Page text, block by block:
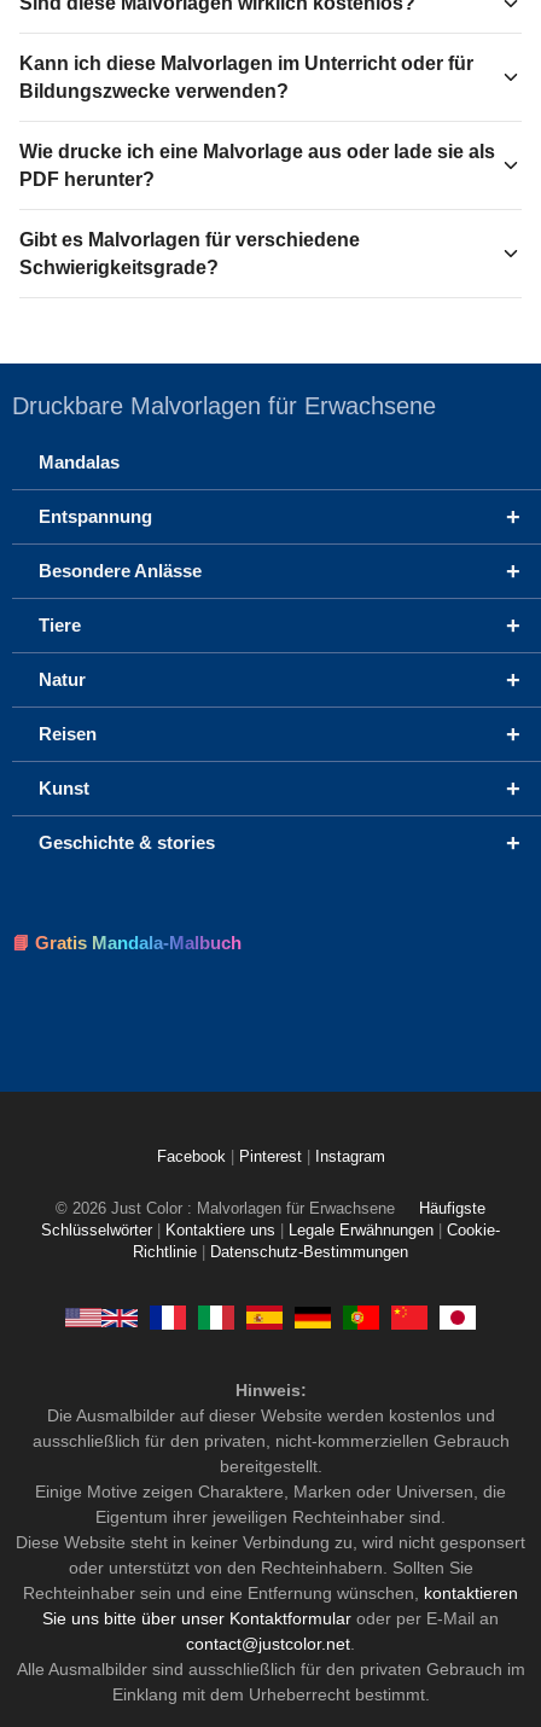
Kann ich diese Malvorlagen im Unterricht oder für
Bildungszwecke verwenden?
Wie drucke ich eine Malvorlage aus oder lade sie als
PDF herunter?
Gibt es Malvorlagen für verschiedene
Schwierigkeitsgrade?
Druckbare Malvorlagen für Erwachsene
Mandalas
+
Entspannung
+
Besondere Anlässe
+
Tiere
+
Natur
+
Reisen
+
Kunst
+
Geschichte & stories
📘 Gratis Mandala-Malbuch
Facebook Pinterest Instagram
© 2026 Just Color : Malvorlagen für Erwachsene
Häufigste
Schlüsselwörter
Kontaktiere uns Legale Erwähnungen
Cookie-
Richtlinie
Datenschutz-Bestimmungen
Hinweis:
Die Ausmalbilder auf dieser Website werden kostenlos und
ausschließlich für den privaten, nicht-kommerziellen Gebrauch
bereitgestellt.
Einige Motive zeigen Charaktere, Marken oder Universen, die
Eigentum ihrer jeweiligen Rechteinhaber sind.
Diese Website steht in keiner Verbindung zu, wird nicht gesponsert
oder unterstützt von den Rechteinhabern. Sollten Sie
Rechteinhaber sein und eine Entfernung wünschen, kontaktieren
Sie uns bitte über unser Kontaktformular oder per E-Mail an
contact@justcolor.net
Alle Ausmalbilder sind ausschließlich für den privaten Gebrauch im
Einklang mit dem Urheberrecht bestimmt.